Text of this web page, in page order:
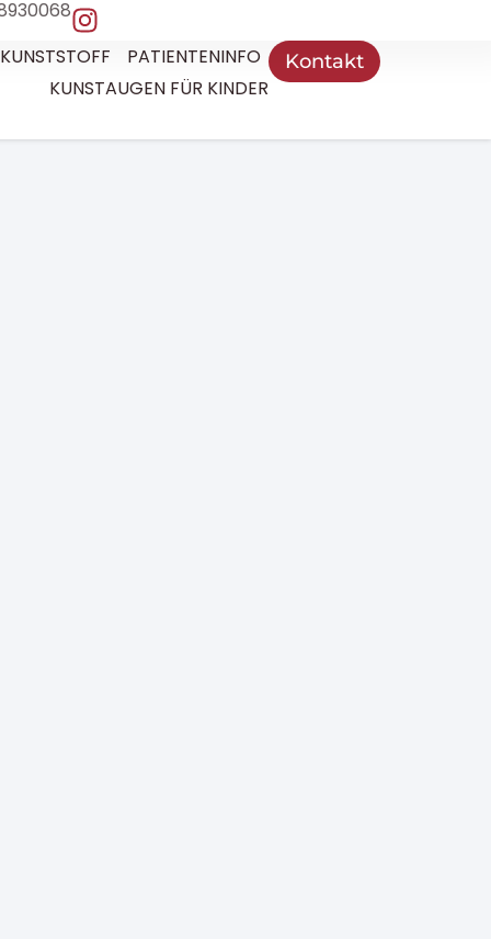
PATIENTENINFO
KUNSTAUGEN FÜR KINDER
Kontakt